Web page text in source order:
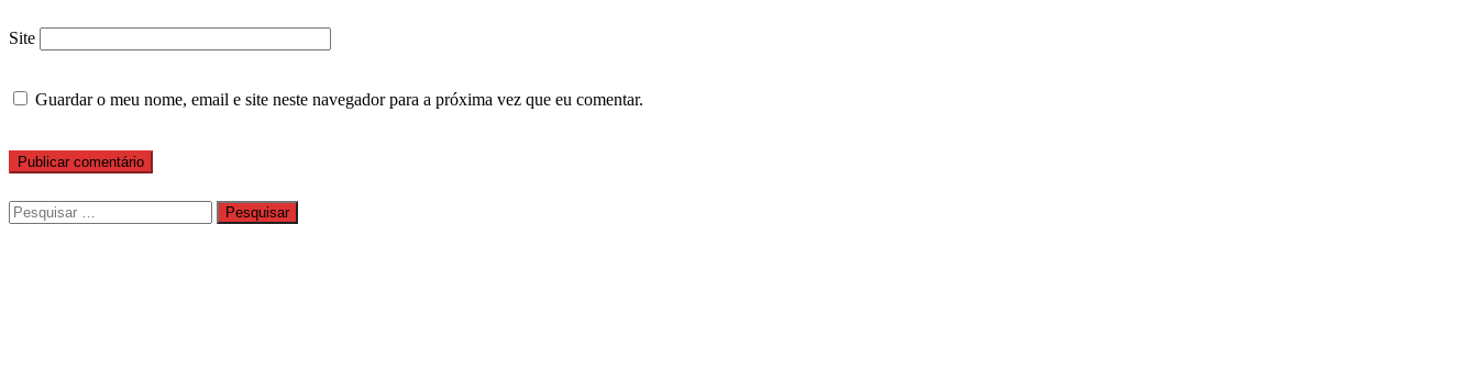
Site
Guardar o meu nome, email e site neste navegador para a próxima vez que eu comentar.
Pesquisar
por: